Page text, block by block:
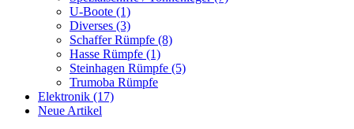
U-Boote (1)
Diverses (3)
Schaffer Rümpfe (8)
Hasse Rümpfe (1)
Steinhagen Rümpfe (5)
Trumoba Rümpfe
Elektronik (17)
Neue Artikel